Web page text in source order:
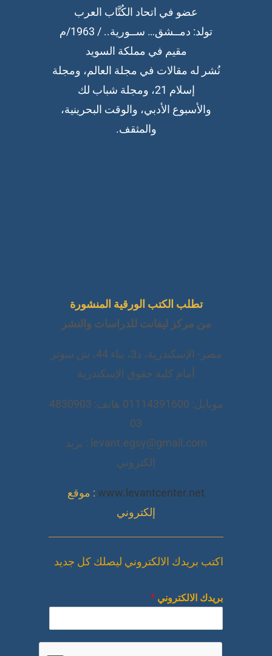
عضو في اتحاد الكُتَّاب العرب
تولد: دمــشق… ســورية.. / 1963/م
مقيم في مملكة السويد
نُشر له مقالات في مجلة العالم، ومجلة
إسلام 21، ومجلة شباب لك
والأسبوع الأدبي، والوقت البحرينية،
والمثقف.
تطلب الكتب الورقية المنشورة
من مركز ليفانت للدراسات والنشر
مصر- الإسكندرية، د3، بناء 44، ش سوتر
أمام كلية حقوق الإسكندرية
موبايل: 01114391600 هاتف: 4830903
03
levant.egsy@gmail.com : بريد
إلكتروني
www.levantcenter.net : موقع
إلكتروني
اكتب بريدك الالكتروني ليصلك كل جديد
بريدك الالكتروني *